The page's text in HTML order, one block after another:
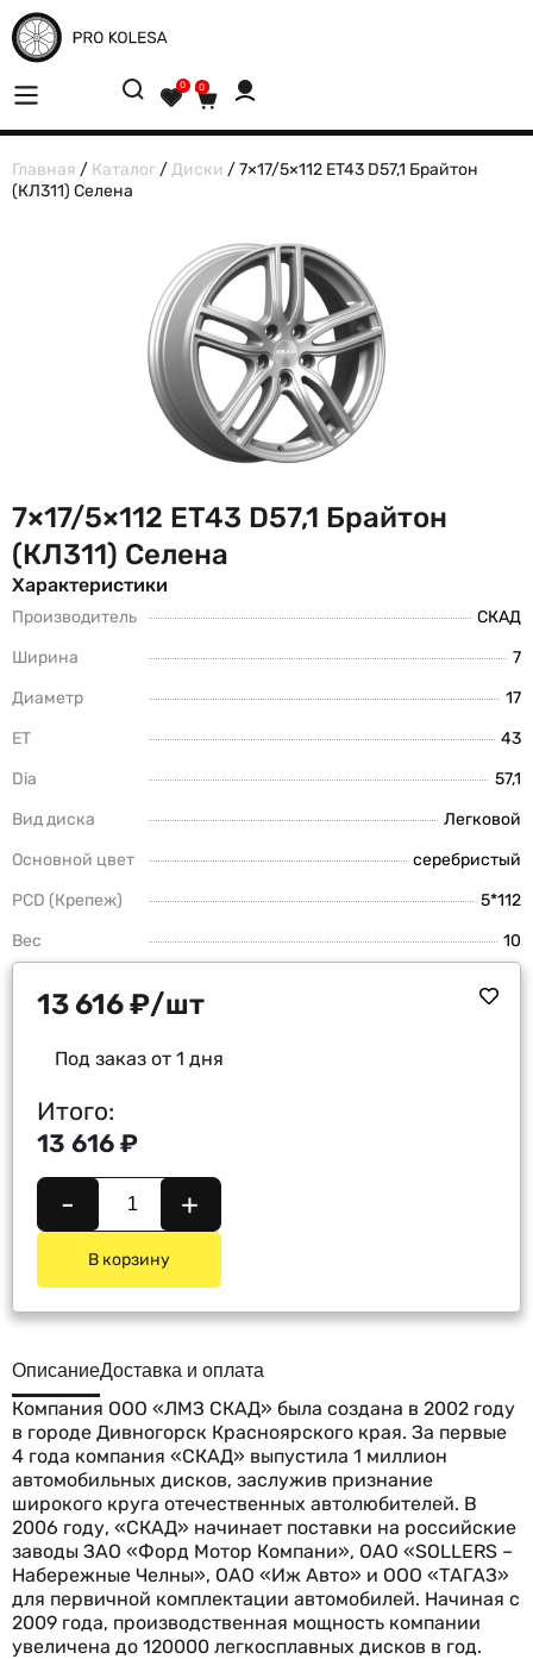
0 0
Главная / Каталог /Диски / 7×17/5×112 ET43 D57,1 Брайтон
(КЛ311) Селена
7×17/5×112 ET43 D57,1 Брайтон
(КЛ311) Селена
Характеристики
Производитель
СКАД
Ширина
7
Диаметр
17
ET
43
Dia
57,1
Вид диска
Легковой
Основной цвет
серебристый
PCD (Крепеж)
5*112
Вес
10
13 616₽/шт
Под заказ от 1 дня
Итого:
13 616 ₽
- +
В корзину
ОписаниеДоставка и оплата
Компания ООО «ЛМЗ СКАД» была создана в 2002 году
в городе Дивногорск Красноярского края. За первые
4 года компания «СКАД» выпустила 1 миллион
автомобильных дисков, заслужив признание
широкого круга отечественных автолюбителей. В
2006 году, «СКАД» начинает поставки на российские
заводы ЗАО «Форд Мотор Компани», ОАО «SOLLERS –
Набережные Челны», ОАО «Иж Авто» и ООО «ТАГАЗ»
для первичной комплектации автомобилей. Начиная с
2009 года, производственная мощность компании
увеличена до 120000 легкосплавных дисков в год.